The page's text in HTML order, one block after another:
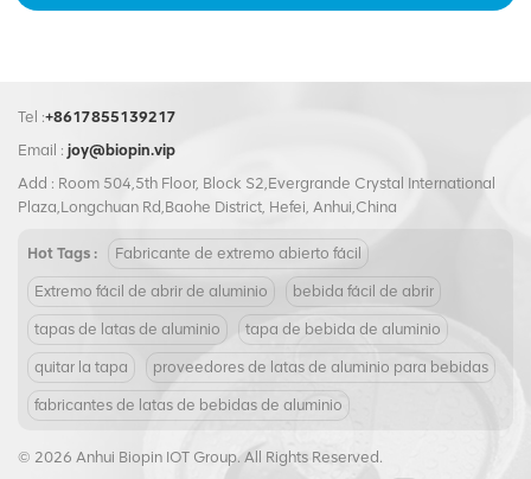
Tel :+8617855139217
Email : joy@biopin.vip
Add : Room 504,5th Floor, Block S2,Evergrande Crystal International
Plaza,Longchuan Rd,Baohe District, Hefei, Anhui,China
Hot Tags : Fabricante de extremo abierto fácil
Extremo fácil de abrir de aluminio bebida fácil de abrir
tapas de latas de aluminio tapa de bebida de aluminio
quitar la tapa proveedores de latas de aluminio para bebidas
fabricantes de latas de bebidas de aluminio
© 2026 Anhui Biopin IOT Group. All Rights Reserved.